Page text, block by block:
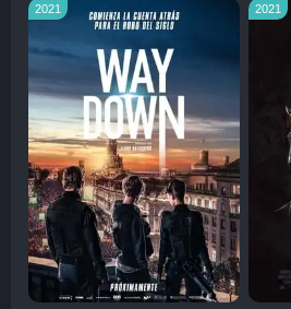
2021 2021